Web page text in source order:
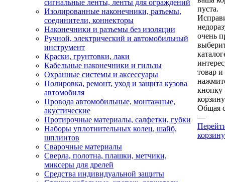
сигнальные ленты, ленты для ограждений
Изолированные наконечники, разъемы,
соединители, коннекторы
Наконечники и разъемы без изоляции
Ручной, электрический и автомобильный
инструмент
Краски, грунтовки, лаки
Кабельные наконечники и гильзы
Охранные системы и аксессуары
Полировка, ремонт, уход и защита кузова
автомобиля
Провода автомобильные, монтажные,
акустические
Протирочные материалы, салфетки, губки
Наборы уплотнительных колец, шайб,
шплинтов
Сварочные материалы
Сверла, полотна, плашки, метчики,
миксеры для дрелей
Средства индивидуальной защиты
пуста.
очень
товар и
кнопку
Общая
—
корзину